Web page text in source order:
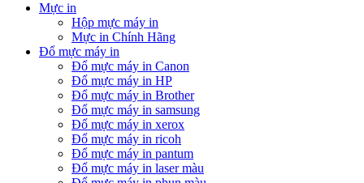
Mực in
Hộp mực máy in
Mực in Chính Hãng
Đổ mực máy in
Đổ mực máy in Canon
Đổ mực máy in HP
Đổ mực máy in Brother
Đổ mực máy in samsung
Đổ mực máy in xerox
Đổ mực máy in ricoh
Đổ mực máy in pantum
Đổ mực máy in laser màu